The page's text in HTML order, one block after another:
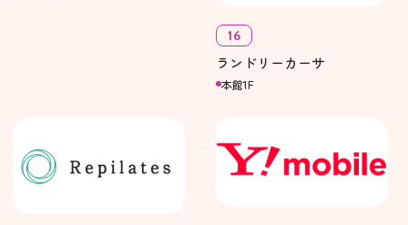
16
ランドリーカーサ
本館1F